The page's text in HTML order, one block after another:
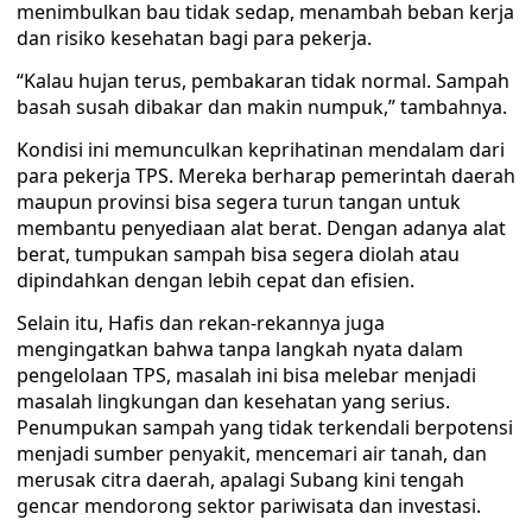
menimbulkan bau tidak sedap, menambah beban kerja
dan risiko kesehatan bagi para pekerja.
“Kalau hujan terus, pembakaran tidak normal. Sampah
basah susah dibakar dan makin numpuk,” tambahnya.
Kondisi ini memunculkan keprihatinan mendalam dari
para pekerja TPS. Mereka berharap pemerintah daerah
maupun provinsi bisa segera turun tangan untuk
membantu penyediaan alat berat. Dengan adanya alat
berat, tumpukan sampah bisa segera diolah atau
dipindahkan dengan lebih cepat dan efisien.
Selain itu, Hafis dan rekan-rekannya juga
mengingatkan bahwa tanpa langkah nyata dalam
pengelolaan TPS, masalah ini bisa melebar menjadi
masalah lingkungan dan kesehatan yang serius.
Penumpukan sampah yang tidak terkendali berpotensi
menjadi sumber penyakit, mencemari air tanah, dan
merusak citra daerah, apalagi Subang kini tengah
gencar mendorong sektor pariwisata dan investasi.